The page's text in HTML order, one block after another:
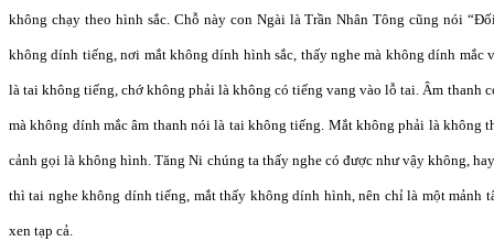
không chạy theo hình sắc. Chỗ này con Ngài là Trần Nhân Tông cũng nói
không dính tiếng, nơi mắt không dính hình sắc, thấy nghe mà không dính mắc
là tai không tiếng, chớ không phải là không có tiếng vang vào lỗ tai. Âm thanh
mà không dính mắc âm thanh nói là tai không tiếng. Mắt không phải là không
cảnh gọi là không hình. Tăng Ni chúng ta thấy nghe có được như vậy không,
thì tai nghe không dính tiếng, mắt thấy không dính hình, nên chỉ là một mảnh
xen tạp cả.